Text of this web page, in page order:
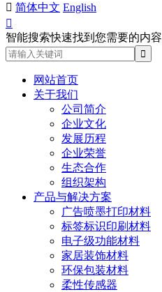
 简体中文 English

智能搜索快速找到您需要的内容
网站首页
关于我们
公司简介
企业文化
发展历程
企业荣誉
生态合作
组织架构
产品与解决方案
广告喷墨打印材料
标签标识印刷材料
电子级功能材料
家居装饰材料
环保包装材料
柔性传感器